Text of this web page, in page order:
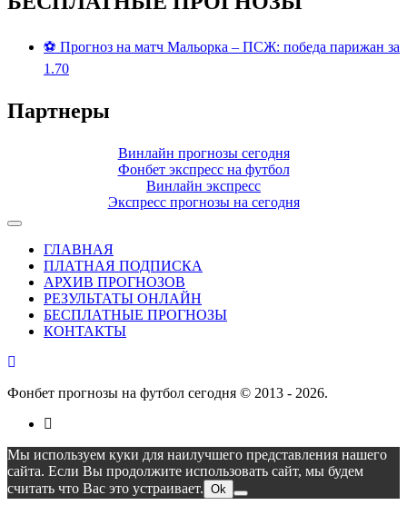
⚽ Прогноз на матч Мальорка – ПСЖ: победа парижан за
1.70
Партнеры
Винлайн прогнозы сегодня
Фонбет экспресс на футбол
Винлайн экспресс
Экспресс прогнозы на сегодня
ГЛАВНАЯ
ПЛАТНАЯ ПОДПИСКА
АРХИВ ПРОГНОЗОВ
РЕЗУЛЬТАТЫ ОНЛАЙН
БЕСПЛАТНЫЕ ПРОГНОЗЫ
КОНТАКТЫ
Фонбет прогнозы на футбол сегодня © 2013 - 2026.
Мы используем куки для наилучшего представления нашего
сайта. Если Вы продолжите использовать сайт, мы будем
считать что Вас это устраивает. Ok